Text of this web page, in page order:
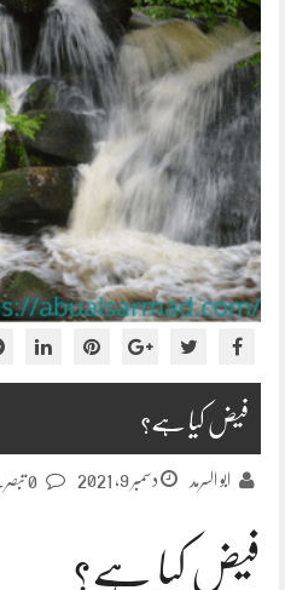
فیض کیا ہے؟
ابو السرمد دسمبر 9, 2021
فیض کیا ہے؟